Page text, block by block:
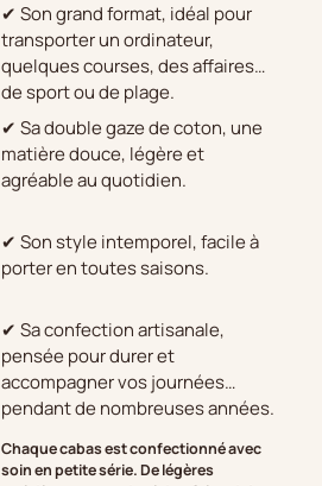
✔ Son grand format, idéal pour
transporter un ordinateur,
quelques courses, des affaires
de sport ou de plage.
✔ Sa double gaze de coton, une
matière douce, légère et
agréable au quotidien.
✔ Son style intemporel, facile à
porter en toutes saisons.
✔ Sa confection artisanale,
pensée pour durer et
accompagner vos journées
pendant de nombreuses années.
Chaque cabas est confectionné avec
soin en petite série. De légères